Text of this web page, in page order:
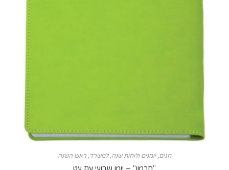
יומנים ולוחות שנה,למשרד,ראש השנה